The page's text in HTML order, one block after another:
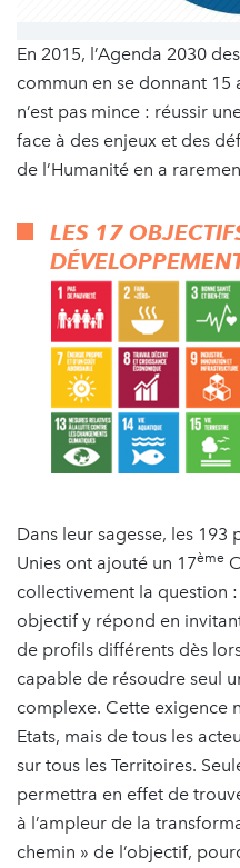
En 2015, l’Agenda 2030
commun en se donnant 15
n’est pas mince : réussir
face à des enjeux et des
de l’Humanité en a
LES 17
Dans leur sagesse, les 193
Unies ont ajouté un 17ème
collectivement la question
objectif y répond en
de profils différents dès lors
capable de résoudre seul
complexe. Cette exigence
Etats, mais de tous les
sur tous les Territoires.
permettra en effet de
à l’ampleur de la
chemin » de l’objectif,